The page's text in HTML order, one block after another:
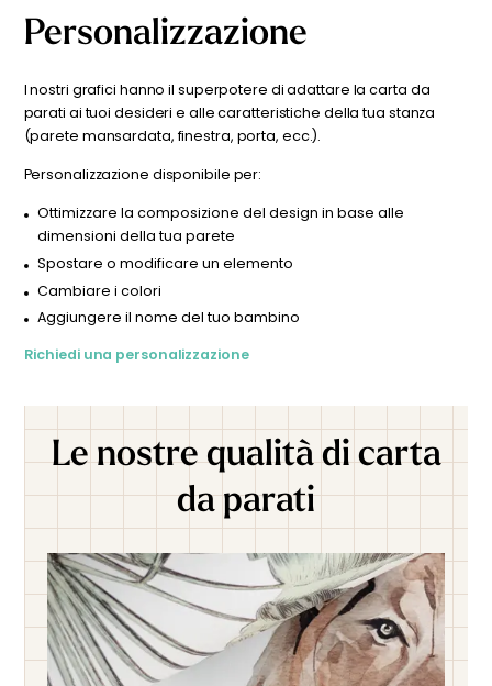
tema marinoevoca un'atmosfera serena e rinfrescante,
perfetta per creare uno spazio tranquillo e stimolante nella
bambino una vista mozzafiato sulle meraviglie dell'oceano,
dove le storie di marinai e avventure si dispiegano a
perdita d'occhio, stimolando così la sua immaginazione e
Carta da parati per bambini
misura, 100% in Francia.
(parete mansardata, finestra, porta, ecc.)? I nostri grafici
personalizzata entro 24-48 ore per visualizzare il risultato
Personalizzazione
I nostri grafici hanno il superpotere di adattare la carta da
parati ai tuoi desideri e alle caratteristiche della tua stanza
(parete mansardata, finestra, porta, ecc.).
Personalizzazione disponibile per:
Ottimizzare la composizione del design in base alle
dimensioni della tua parete
Spostare o modificare un elemento
Cambiare i colori
Aggiungere il nome del tuo bambino
Richiedi una personalizzazione
Le nostre qualità di carta
da parati